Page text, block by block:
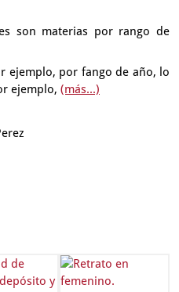
son materias por rango de
ejemplo, por fango de año, lo
ejemplo, (más...)